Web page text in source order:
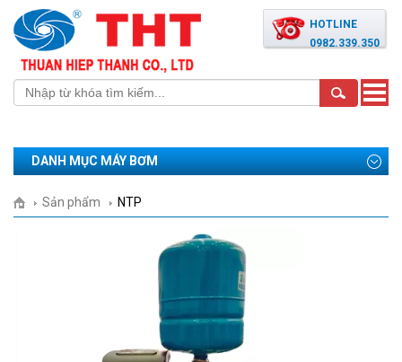
HOTLINE
0982.339.350
Toggle
DANH MỤC MÁY BƠM
Sản phẩm NTP